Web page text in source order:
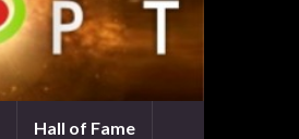
Hall of Fame